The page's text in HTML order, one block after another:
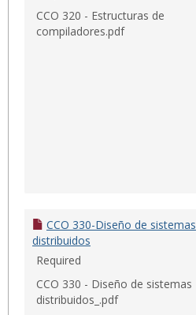
CCO 320 - Estructuras de
compiladores.pdf
CCO 330-Diseño de sistemas
distribuidos
Required
CCO 330 - Diseño de sistemas
distribuidos_.pdf